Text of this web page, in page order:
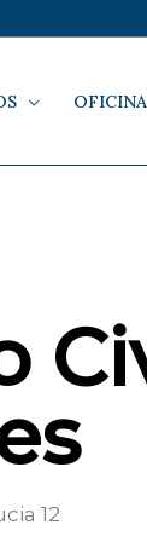
12